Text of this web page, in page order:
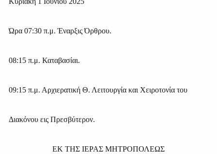
Ώρα 07:30 π.μ. Έναρξις Όρθρου.
08:15 π.μ. Καταβασίαι.
09:15 π.μ. Αρχιερατική Θ. Λειτουργία και Χειροτονία του
Διακόνου εις Πρεσβύτερον.
ΕΚ ΤΗΣ ΙΕΡΑΣ ΜΗΤΡΟΠΟΛΕΩΣ